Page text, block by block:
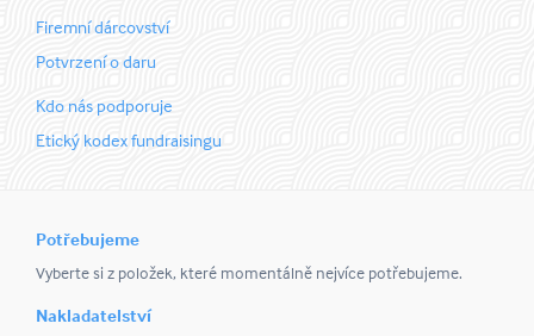
Firemní dárcovství
Potvrzení o daru
Kdo nás podporuje
Etický kodex fundraisingu
Potřebujeme
Vyberte si z položek, které momentálně nejvíce potřebujeme.
Nakladatelství